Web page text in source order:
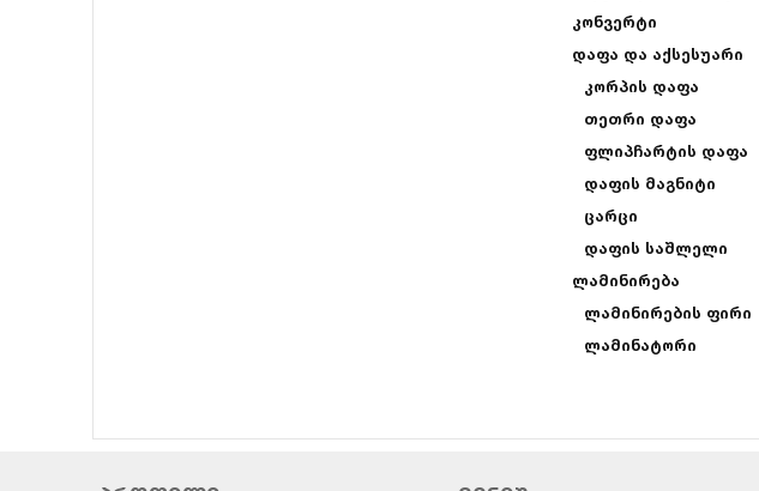
კონვერტი
დაფა და აქსესუარი
კორპის დაფა
თეთრი დაფა
ფლიპჩარტის დაფა
დაფის მაგნიტი
ცარცი
დაფის საშლელი
ლამინირება
ლამინირების ფირი
ლამინატორი